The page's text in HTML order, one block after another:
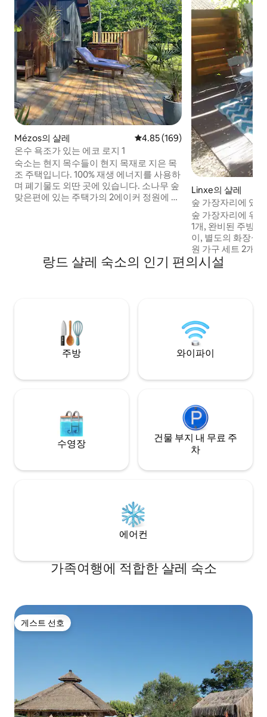
Mézos의 샬레 평점 4.85점(5점 만점), 후기 169
4.85 (169)
온수 욕조가 있는 에코 로지 1
숙소는 현지 목수들이 현지 목재로 지은 목
조 주택입니다. 100% 재생 에너지를 사용하
며 폐기물도 외딴 곳에 있습니다. 소나무 숲
맞은편에 있는 주택가의 2에이커 정원에 위
객(아이 동반)에게 적합합니다! 오셔서 긴장
을 풀고 자연과 교감하세요! 죄송하지만 반
Linxe의 샬레
숲 가장자리에 있
숲 가장자리에 위
1개, 완비된 주방 1
이, 별도의 화장실,
원 가구 세트 2개. 테라스 2
닿지 않는 울타리
크 체어, 우산 + 메
€50가 부과될 수
랑드 샬레 숙소의 인기 편의시설
주방 와이파이
수영장
건물 부지 내 무료 주
차
에어컨
가족여행에 적합한 샬레 숙소
게스트 선호
게스트 선호